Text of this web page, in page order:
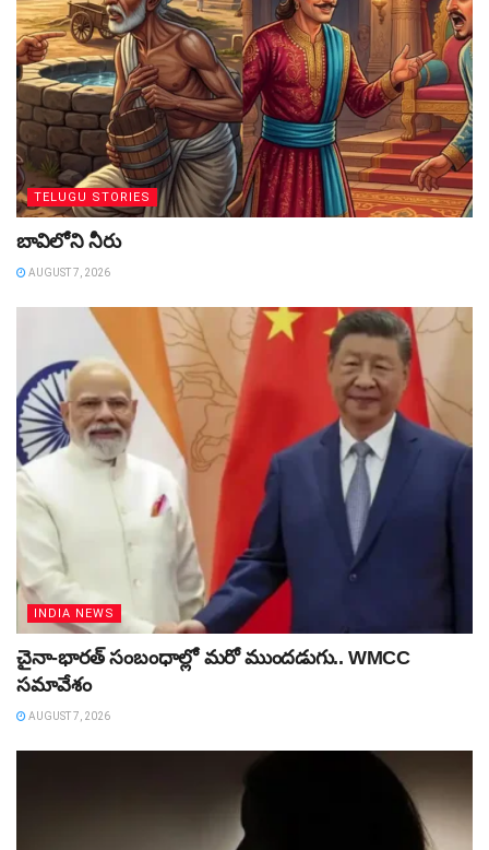
TELUGU STORIES
బావిలోని నీరు
AUGUST 7, 2026
INDIA NEWS
చైనా-భారత్ సంబంధాల్లో మరో ముందడుగు.. WMCC
సమావేశం
AUGUST 7, 2026